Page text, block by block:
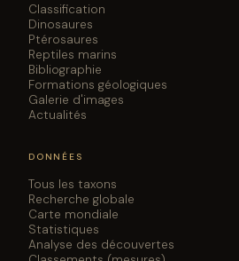
Classification
Dinosaures
Ptérosaures
Reptiles marins
Bibliographie
Formations géologiques
Galerie d'images
Actualités
DONNÉES
Tous les taxons
Recherche globale
Carte mondiale
Statistiques
Analyse des découvertes